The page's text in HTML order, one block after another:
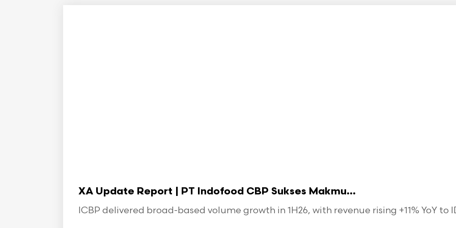
XA Update Report | PT Indofood CBP Sukses Makmu...
ICBP delivered broad-based volume growth in 1H26, with revenue rising +11% YoY to